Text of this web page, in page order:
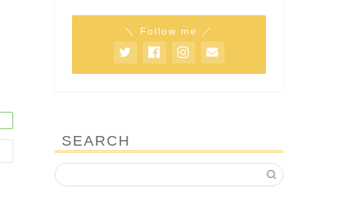
＼ Follow me ／
SEARCH